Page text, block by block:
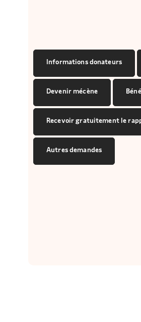
Informations donateurs
Devenir mécène
Recevoir gratuitement le
Autres demandes